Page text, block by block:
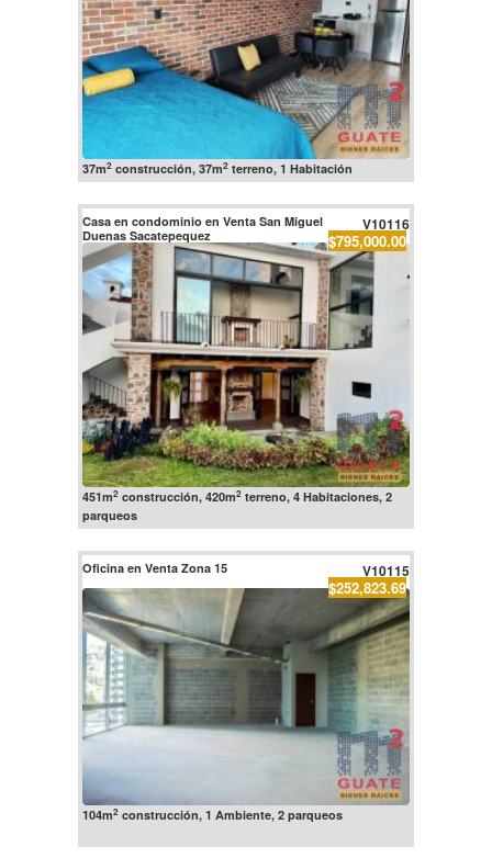
37m2construcción, 37m2terreno, 1 Habitación
Casa en condominio en Venta San Miguel
Duenas Sacatepequez
V10116
$795,000.00
451m2construcción, 420m2terreno, 4 Habitaciones, 2
parqueos
Oficina en Venta Zona 15 V10115
$252,823.69
104m2construcción, 1 Ambiente, 2 parqueos